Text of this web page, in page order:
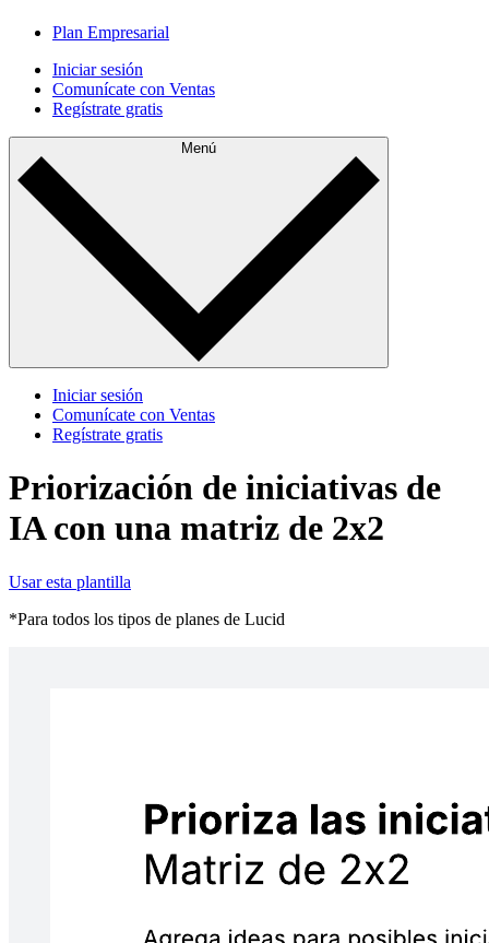
Plan Empresarial
Iniciar sesión
Comunícate con Ventas
Regístrate gratis
Menú
Iniciar sesión
Comunícate con Ventas
Regístrate gratis
Priorización de iniciativas de
IA con una matriz de 2x2
Usar esta plantilla
*Para todos los tipos de planes de Lucid